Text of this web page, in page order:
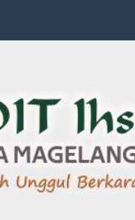
MAgelang
Fikri Gelar Sarapan
Utara...
AKTIF SD IT Ihsanul